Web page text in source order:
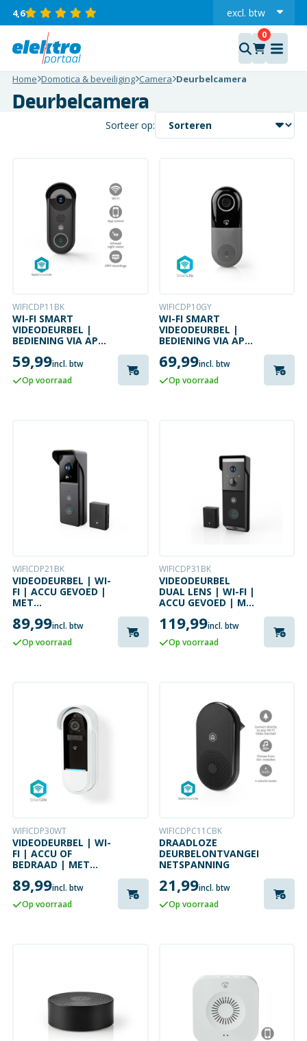
4,6 excl. btw
incl.
Home Domotica & beveiliging Camera Deurbelcamera
Deurbelcamera
Sorteer op:
WIFICDP11BK
WI-FI SMART
VIDEODEURBEL |
BEDIENING VIA APP
1080P
59,99incl. btw
Op voorraad
WIFICDP10GY
WI-FI SMART
VIDEODEURBEL |
BEDIENING VIA APP
HD 1080P
69,99incl. btw
Op voorraad
WIFICDP21BK
VIDEODEURBEL | WI-
FI | ACCU GEVOED |
MET
| NACHTZICHT
89,99incl. btw
Op voorraad
WIFICDP31BK
VIDEODEURBEL
DUAL LENS | WI-FI |
ACCU GEVOED | MET
| NACHTZICHT
119,99incl. btw
Op voorraad
WIFICDP30WT
VIDEODEURBEL | WI-
FI | ACCU OF
BEDRAAD | MET
| NACHTZICHT
89,99incl. btw
Op voorraad
WIFICDPC11CBK
DRAADLOZE
DEURBELONTVANGER
NETSPANNING
21,99incl. btw
Op voorraad